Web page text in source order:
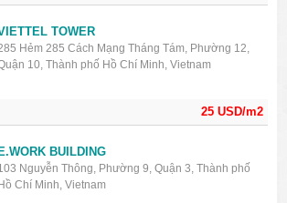
25 USD/m2
TOWER
Hẻm 285 Cách Mạng Tháng Tám, Phường 12,
10, Thành phố Hồ Chí Minh, Vietnam
E.WORK BUILDING
Nguyễn Thông, Phường 9, Quận 3, Thành phố
Hồ Chí Minh, Vietnam